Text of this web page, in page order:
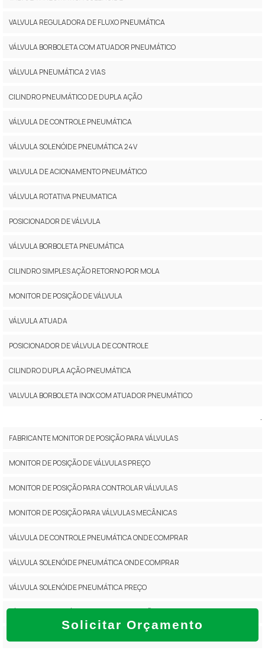
Solicitar Orçamento
VALVULA REGULADORA DE FLUXO PNEUMÁTICA
VÁLVULA BORBOLETA COM ATUADOR PNEUMÁTICO
VÁLVULA PNEUMÁTICA 2 VIAS
CILINDRO PNEUMÁTICO DE DUPLA AÇÃO
VÁLVULA DE CONTROLE PNEUMÁTICA
VÁLVULA SOLENÓIDE PNEUMÁTICA 24V
VALVULA DE ACIONAMENTO PNEUMÁTICO
VÁLVULA ROTATIVA PNEUMATICA
POSICIONADOR DE VÁLVULA
VÁLVULA BORBOLETA PNEUMÁTICA
CILINDRO SIMPLES AÇÃO RETORNO POR MOLA
MONITOR DE POSIÇÃO DE VÁLVULA
VÁLVULA ATUADA
POSICIONADOR DE VÁLVULA DE CONTROLE
CILINDRO DUPLA AÇÃO PNEUMÁTICA
VALVULA BORBOLETA INOX COM ATUADOR PNEUMÁTICO
.
FABRICANTE MONITOR DE POSIÇÃO PARA VÁLVULAS
MONITOR DE POSIÇÃO DE VÁLVULAS PREÇO
MONITOR DE POSIÇÃO PARA CONTROLAR VÁLVULAS
MONITOR DE POSIÇÃO PARA VÁLVULAS MECÂNICAS
VÁLVULA DE CONTROLE PNEUMÁTICA ONDE COMPRAR
VÁLVULA SOLENÓIDE PNEUMÁTICA ONDE COMPRAR
VÁLVULA SOLENÓIDE PNEUMÁTICA PREÇO